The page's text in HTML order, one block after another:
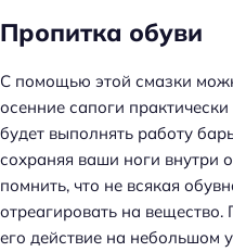
Пропитка обуви
С помощью этой смазки
осенние сапоги
будет выполнять работу
сохраняя ваши ноги внутри
помнить, что не всякая
отреагировать на
его действие на небольшом